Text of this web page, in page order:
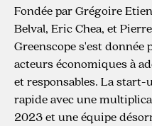
Fondée par Grégoire
Belval, Eric Chea, et
Greenscope s'est
acteurs économiques à
et responsables. La start-
rapide avec une
2023 et une équipe